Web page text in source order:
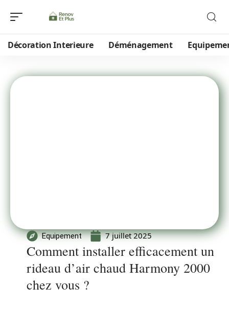
Décoration Interieure Déménagement
Equipement 7 juillet 2025
Comment installer efficacement un
rideau d’air chaud Harmony 2000
chez vous ?